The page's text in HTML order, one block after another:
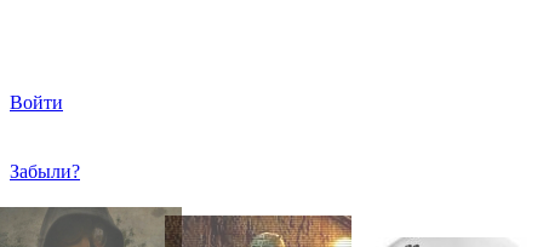
Войти
Забыли?